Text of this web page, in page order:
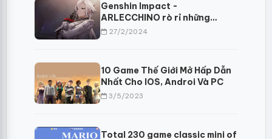
Genshin Impact -
ARLECCHINO rò rỉ những
thông tin mới về lối chơi và
27/2/2024
10 Game Thế Giới Mở Hấp Dẫn
Nhất Cho IOS, Androi Và PC
3/5/2023
Total 230 game classic mini of